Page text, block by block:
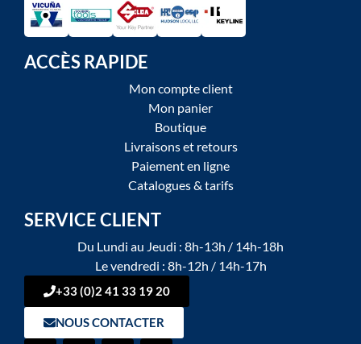
ACCÈS RAPIDE
Mon compte client
Mon panier
Boutique
Livraisons et retours
Paiement en ligne
Catalogues & tarifs
SERVICE CLIENT
Du Lundi au Jeudi : 8h-13h / 14h-18h
Le vendredi : 8h-12h / 14h-17h
+33 (0)2 41 33 19 20
NOUS CONTACTER